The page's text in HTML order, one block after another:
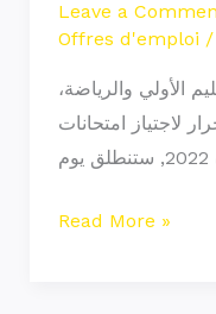
Leave a
Offres d'emploi /
الأولي والرياضة،
لاجتياز امتحانات
Read More »